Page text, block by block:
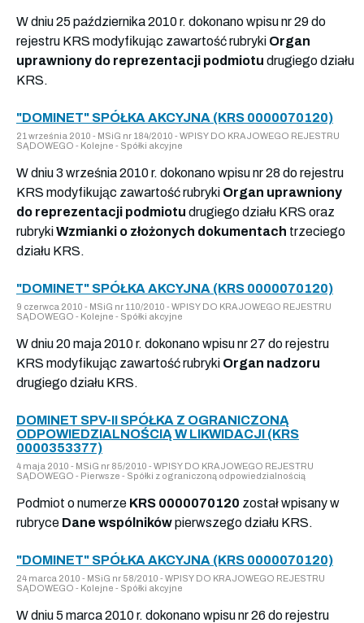
W dniu 25 października 2010 r. dokonano wpisu nr 29 do
rejestru KRS modyfikując zawartość rubryki Organ
uprawniony do reprezentacji podmiotu drugiego działu
KRS.
"DOMINET" SPÓŁKA AKCYJNA (KRS 0000070120)
21 września 2010 - MSiG nr 184/2010 - WPISY DO KRAJOWEGO REJESTRU
SĄDOWEGO - Kolejne - Spółki akcyjne
W dniu 3 września 2010 r. dokonano wpisu nr 28 do rejestru
KRS modyfikując zawartość rubryki Organ uprawniony
do reprezentacji podmiotu drugiego działu KRS oraz
rubrykiWzmianki o złożonych dokumentach trzeciego
działu KRS.
"DOMINET" SPÓŁKA AKCYJNA (KRS 0000070120)
9 czerwca 2010 - MSiG nr 110/2010 - WPISY DO KRAJOWEGO REJESTRU
SĄDOWEGO - Kolejne - Spółki akcyjne
W dniu 20 maja 2010 r. dokonano wpisu nr 27 do rejestru
KRS modyfikując zawartość rubryki Organ nadzoru
drugiego działu KRS.
DOMINET SPV-II SPÓŁKA Z OGRANICZONĄ
ODPOWIEDZIALNOŚCIĄ W LIKWIDACJI (KRS
0000353377)
4 maja 2010 - MSiG nr 85/2010 - WPISY DO KRAJOWEGO REJESTRU
SĄDOWEGO - Pierwsze - Spółki z ograniczoną odpowiedzialnością
Podmiot o numerze KRS 0000070120 został wpisany w
rubryce Dane wspólnikówpierwszego działu KRS.
"DOMINET" SPÓŁKA AKCYJNA (KRS 0000070120)
24 marca 2010 - MSiG nr 58/2010 - WPISY DO KRAJOWEGO REJESTRU
SĄDOWEGO - Kolejne - Spółki akcyjne
W dniu 5 marca 2010 r. dokonano wpisu nr 26 do rejestru